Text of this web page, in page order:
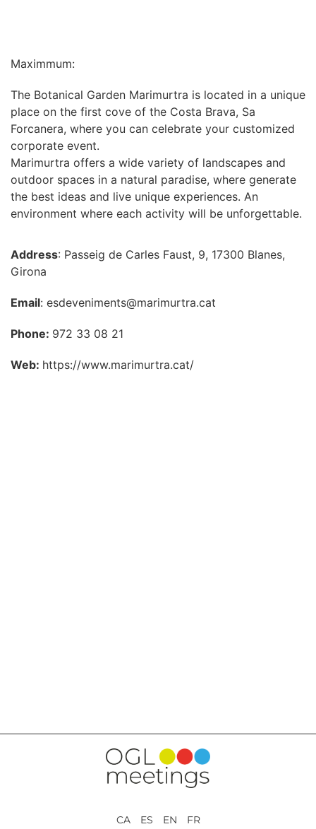
Maximmum:
The Botanical Garden Marimurtra is located in a unique
place on the first cove of the Costa Brava, Sa
Forcanera, where you can celebrate your customized
corporate event.
Marimurtra offers a wide variety of landscapes and
outdoor spaces in a natural paradise, where generate
the best ideas and live unique experiences. An
environment where each activity will be unforgettable.
Address: Passeig de Carles Faust, 9, 17300 Blanes,
Girona
Email: esdeveniments@marimurtra.cat
Phone: 972 33 08 21
Web: https://www.marimurtra.cat/
CA ES EN FR